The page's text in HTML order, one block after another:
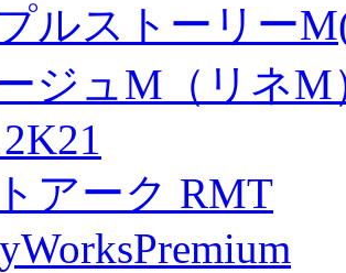
ルストーリー
ジュM（リネM
アーク RMT